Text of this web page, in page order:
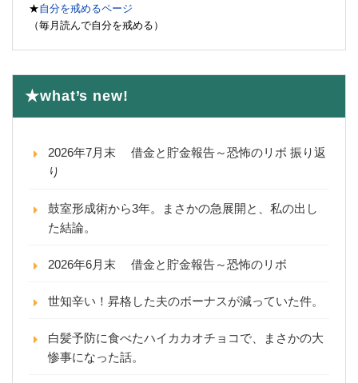
★自分を戒めるページ
（毎月読んで自分を戒める）
★what’s new!
2026年7月末 借金と貯金報告～恐怖のリボ 振り返
り
鼓室形成術から3年。まさかの急展開と、私の出し
た結論。
2026年6月末 借金と貯金報告～恐怖のリボ
世知辛い！昇格した夫のボーナスが減っていた件。
白髪予防に食べたハイカカオチョコで、まさかの大
惨事になった話。